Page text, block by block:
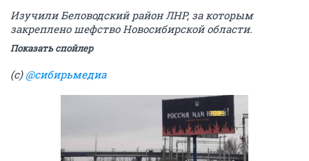
Изучили Беловодский район ЛНР, за которым
закреплено шефство Новосибирской области.
Показать спойлер
(с) @сибирьмедиа